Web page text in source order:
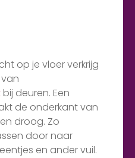
op je vloer verkrijg
bij deuren. Een
de onderkant van
droog. Zo
door naar
en ander vuil.